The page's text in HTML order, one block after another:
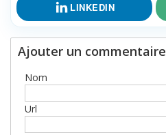
LINKEDIN
Ajouter un commentaire
Nom
Url